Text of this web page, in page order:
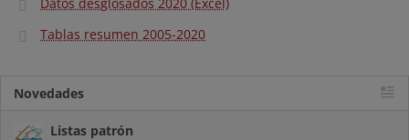
Tablas resumen 2005-2020
Novedades
Listas patrón